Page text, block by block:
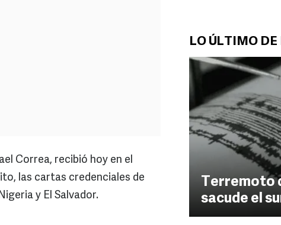
LO ÚLTIMO
Terremoto
sacude el
Correa, recibió hoy en el
las cartas credenciales de
y El Salvador.